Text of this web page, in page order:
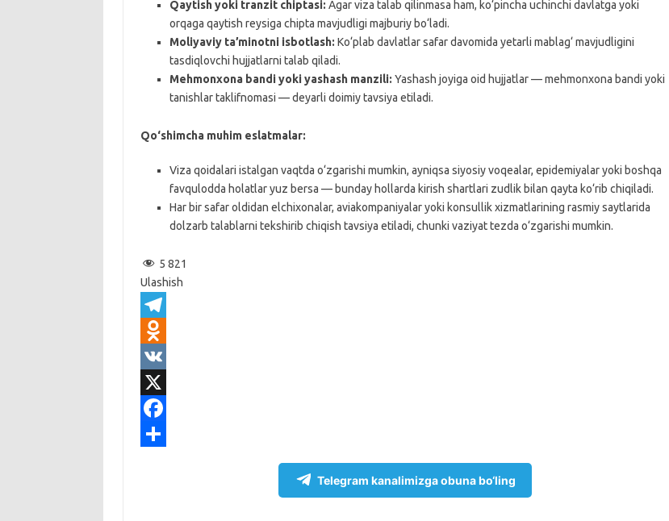
Qaytish yoki tranzit chiptasi: Agar viza talab qilinmasa ham, ko‘pincha uchinchi davlatga yoki
orqaga qaytish reysiga chipta mavjudligi majburiy bo‘ladi.
Moliyaviy ta’minotni isbotlash: Ko‘plab davlatlar safar davomida yetarli mablag‘ mavjudligini
tasdiqlovchi hujjatlarni talab qiladi.
Mehmonxona bandi yoki yashash manzili: Yashash joyiga oid hujjatlar — mehmonxona bandi yoki
tanishlar taklifnomasi — deyarli doimiy tavsiya etiladi.
Qo‘shimcha muhim eslatmalar:
Viza qoidalari istalgan vaqtda o‘zgarishi mumkin, ayniqsa siyosiy voqealar, epidemiyalar yoki boshqa
favqulodda holatlar yuz bersa — bunday hollarda kirish shartlari zudlik bilan qayta ko‘rib chiqiladi.
Har bir safar oldidan elchixonalar, aviakompaniyalar yoki konsullik xizmatlarining rasmiy saytlarida
dolzarb talablarni tekshirib chiqish tavsiya etiladi, chunki vaziyat tezda o‘zgarishi mumkin.
5 821
Ulashish
T
e
e
g
O
n
o
V
KX
Telegram kanalimizga obuna bo‘ling